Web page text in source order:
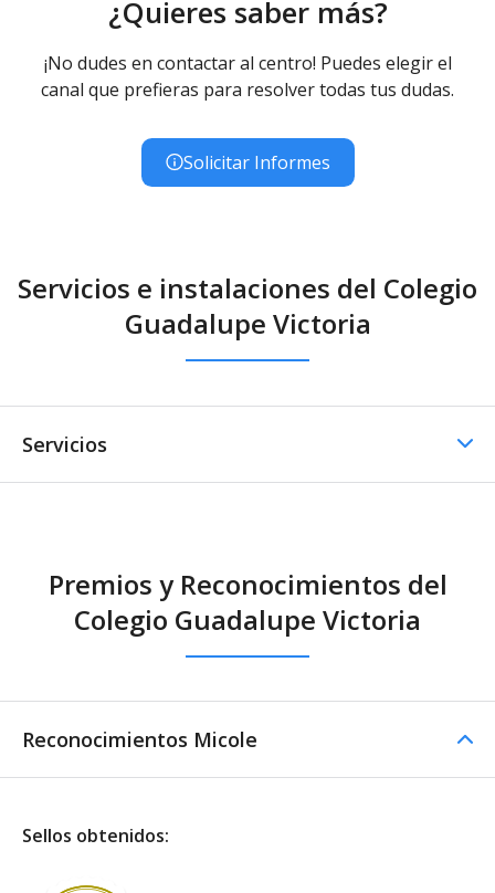
¿Quieres saber más?
¡No dudes en contactar al centro! Puedes elegir el
canal que prefieras para resolver todas tus dudas.
Solicitar Informes
Servicios e instalaciones del Colegio
Guadalupe Victoria
Servicios
Comedor / Cafetería -
Cocina propia
Premios y Reconocimientos del
Colegio Guadalupe Victoria
Reconocimientos Micole
Sellos obtenidos: